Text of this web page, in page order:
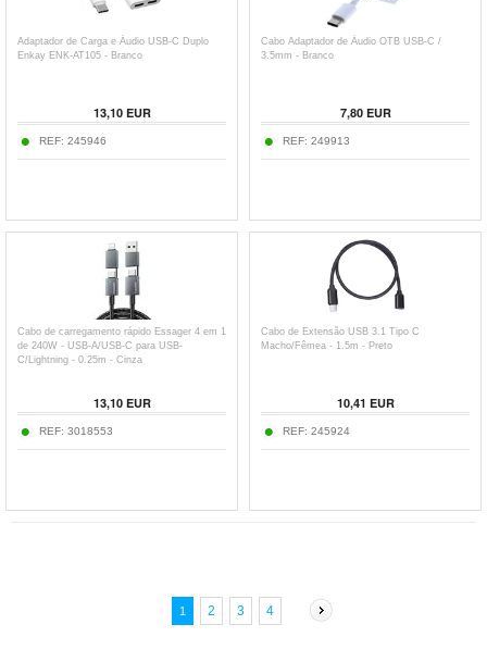
Adaptador de Carga e Áudio USB-C Duplo
Enkay ENK-AT105 - Branco
13,10EUR
REF: 245946
Cabo Adaptador de Áudio OTB USB-C /
3.5mm - Branco
7,80EUR
REF: 249913
Cabo de carregamento rápido Essager 4 em 1
de 240W - USB-A/USB-C para USB-
C/Lightning - 0.25m - Cinza
13,10EUR
REF: 3018553
Cabo de Extensão USB 3.1 Tipo C
Macho/Fêmea - 1.5m - Preto
10,41 EUR
REF: 245924
1 2 3 4